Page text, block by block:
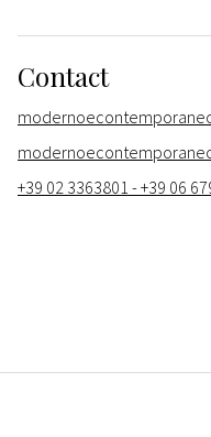
Contact
+39 02 3363801 - +39 06